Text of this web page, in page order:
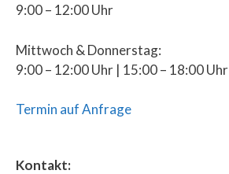
9:00 – 12:00 Uhr
Mittwoch & Donnerstag:
9:00 – 12:00 Uhr | 15:00 – 18:00 Uhr
Termin auf Anfrage
Kontakt: